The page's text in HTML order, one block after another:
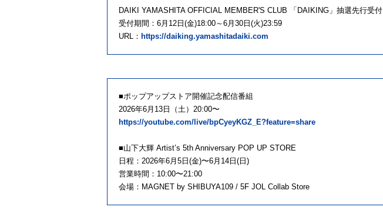
DAIKI YAMASHITA OFFICIAL MEMBER'S CLUB 「DAIKING」抽選先行受付
受付期間：6月12日(金)18:00～6月30日(火)23:59
URL： https://daiking.yamashitadaiki.com
■ポップアップストア開催記念配信番組
2026年6月13日（土）20:00〜
https://youtube.com/live/bpCyeyKGZ_E?feature=share
■山下大輝 Artist’s 5th Anniversary POP UP STORE
日程：2026年6月5日(金)〜6月14日(日)
営業時間：10:00〜21:00
会場：MAGNET by SHIBUYA109 / 5F JOL Collab Store